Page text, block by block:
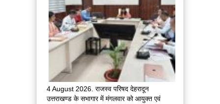
शिलान्यास,
बोले
प्रदेश
सरकार
रुके,
अपने
4 August 2026. राजस्व परिषद देहरादून
उत्तराखण्ड के सभागार में मंगलवार को आयुक्त एवं